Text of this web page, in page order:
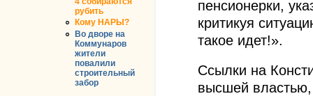
рубить
Кому НАРЫ?
Во дворе на
Коммунаров
жители
повалили
строительный
забор
пенсионерки,
критикуя
такое идет!».
Ссылки на
высшей властью,